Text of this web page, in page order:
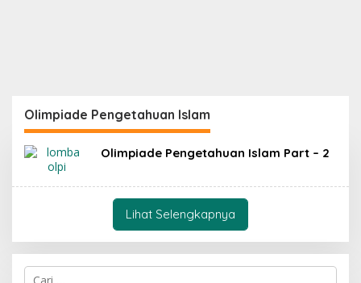
Olimpiade Pengetahuan Islam
Olimpiade Pengetahuan Islam Part – 2
Lihat Selengkapnya
C